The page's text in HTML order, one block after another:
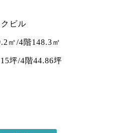
ビル
㎡/4階148.3㎡
坪/4階44.86坪